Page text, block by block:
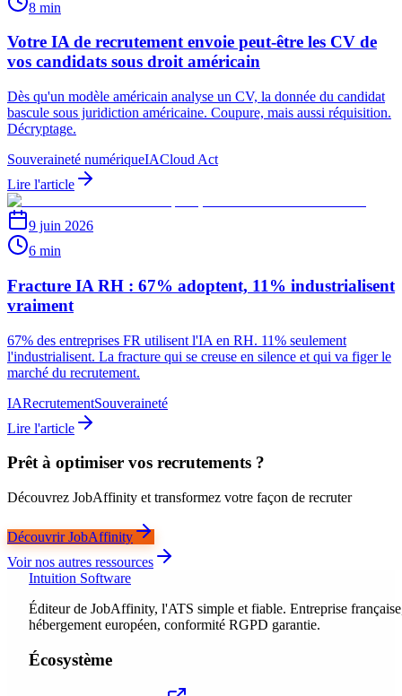
8 min
Votre IA de recrutement envoie peut-être les CV de
vos candidats sous droit américain
Dès qu'un modèle américain analyse un CV, la donnée du candidat
bascule sous juridiction américaine. Coupure, mais aussi réquisition.
Décryptage.
Souveraineté numériqueIACloud Act
Lire l'article
9 juin 2026
6 min
Fracture IA RH : 67% adoptent, 11% industrialisent
vraiment
67% des entreprises FR utilisent l'IA en RH. 11% seulement
l'industrialisent. La fracture qui se creuse en silence et qui va figer le
marché du recrutement.
IARecrutementSouveraineté
Lire l'article
Prêt à optimiser vos recrutements ?
Découvrez JobAffinity et transformez votre façon de recruter
Découvrir JobAffinity
Voir nos autres ressources
Intuition Software
Éditeur de JobAffinity, l'ATS simple et fiable. Entreprise
hébergement européen, conformité RGPD garantie.
Écosystème